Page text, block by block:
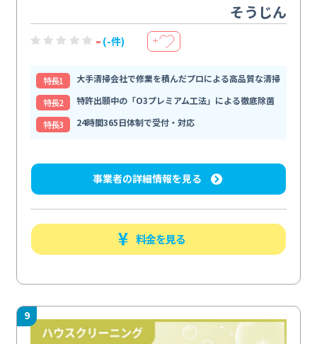
そうじん
- (-件) ＋
特⻑1
大手清掃会社で修業を積んだプロによる高品質な清掃
特⻑2
特許出願中の「O3プレミアム工法」による徹底除菌
特⻑3
24時間365日体制で受付・対応
事業者の詳細情報を見る
料金を見る
9